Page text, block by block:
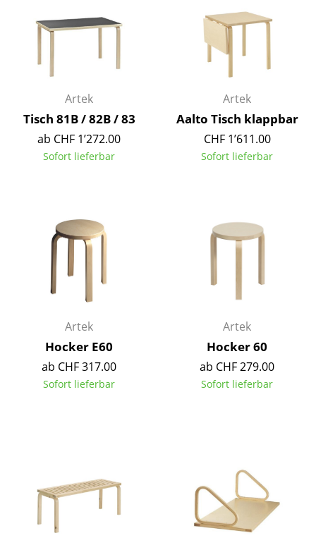
Schaukelstühle
Konferenzstühle
Bürosessel
Einzelteile
... alle Sitzmöbel
Esstische
Beistelltische
Couchtische
Schreibtische
Sekretäre & PC-Tische
Stehtische & Stehpulte
Einzelteile
... alle Tische
Artek
Tisch 81B / 82B / 83
ab CHF 1’272.00
Sofort lieferbar
Artek
Aalto Tisch klappbar
CHF 1’611.00
Sofort lieferbar
Artek
Hocker E60
ab CHF 317.00
Sofort lieferbar
Artek
Hocker 60
ab CHF 279.00
Sofort lieferbar